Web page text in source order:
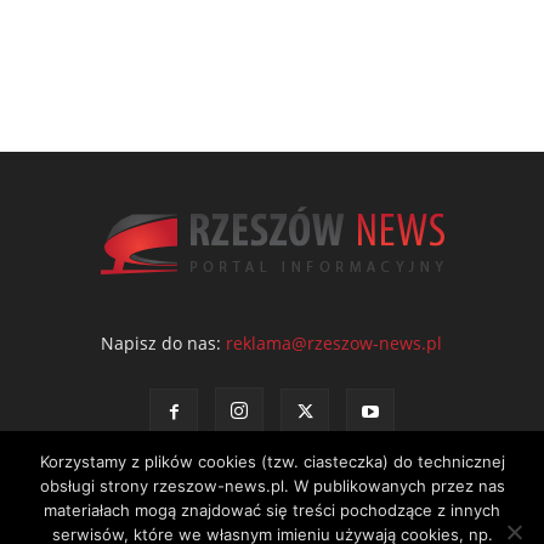
Napisz do nas: reklama@rzeszow-news.pl
Kontakt Polityka prywatności Regulamin portalu
Korzystamy z plików cookies (tzw. ciasteczka) do technicznej
obsługi strony rzeszow-news.pl. W publikowanych przez nas
materiałach mogą znajdować się treści pochodzące z innych
serwisów, które we własnym imieniu używają cookies, np.